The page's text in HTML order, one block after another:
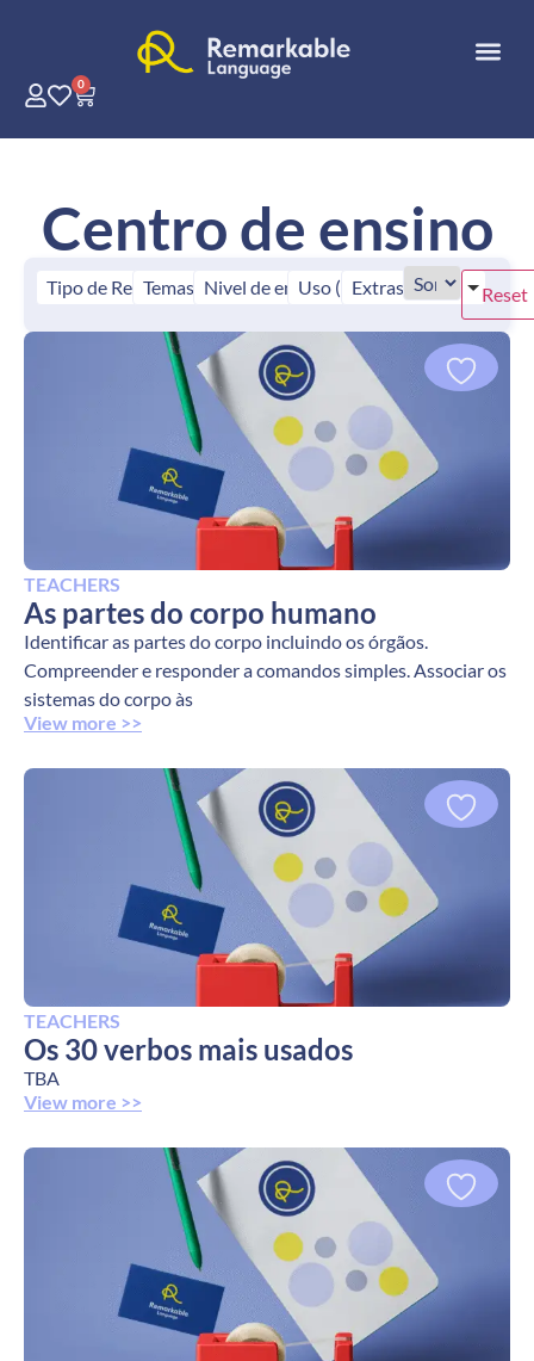
0
Centro de ensino
Tipo de Recurso (tudo)
Temas (tudo)Nivel de ensino (tudo)
Uso (tudo)Extras (tudo) Reset
TEACHERS
As partes do corpo humano
Identificar as partes do corpo incluindo os órgãos.
Compreender e responder a comandos simples. Associar os
sistemas do corpo às
View more >>
TEACHERS
Os 30 verbos mais usados
TBA
View more >>